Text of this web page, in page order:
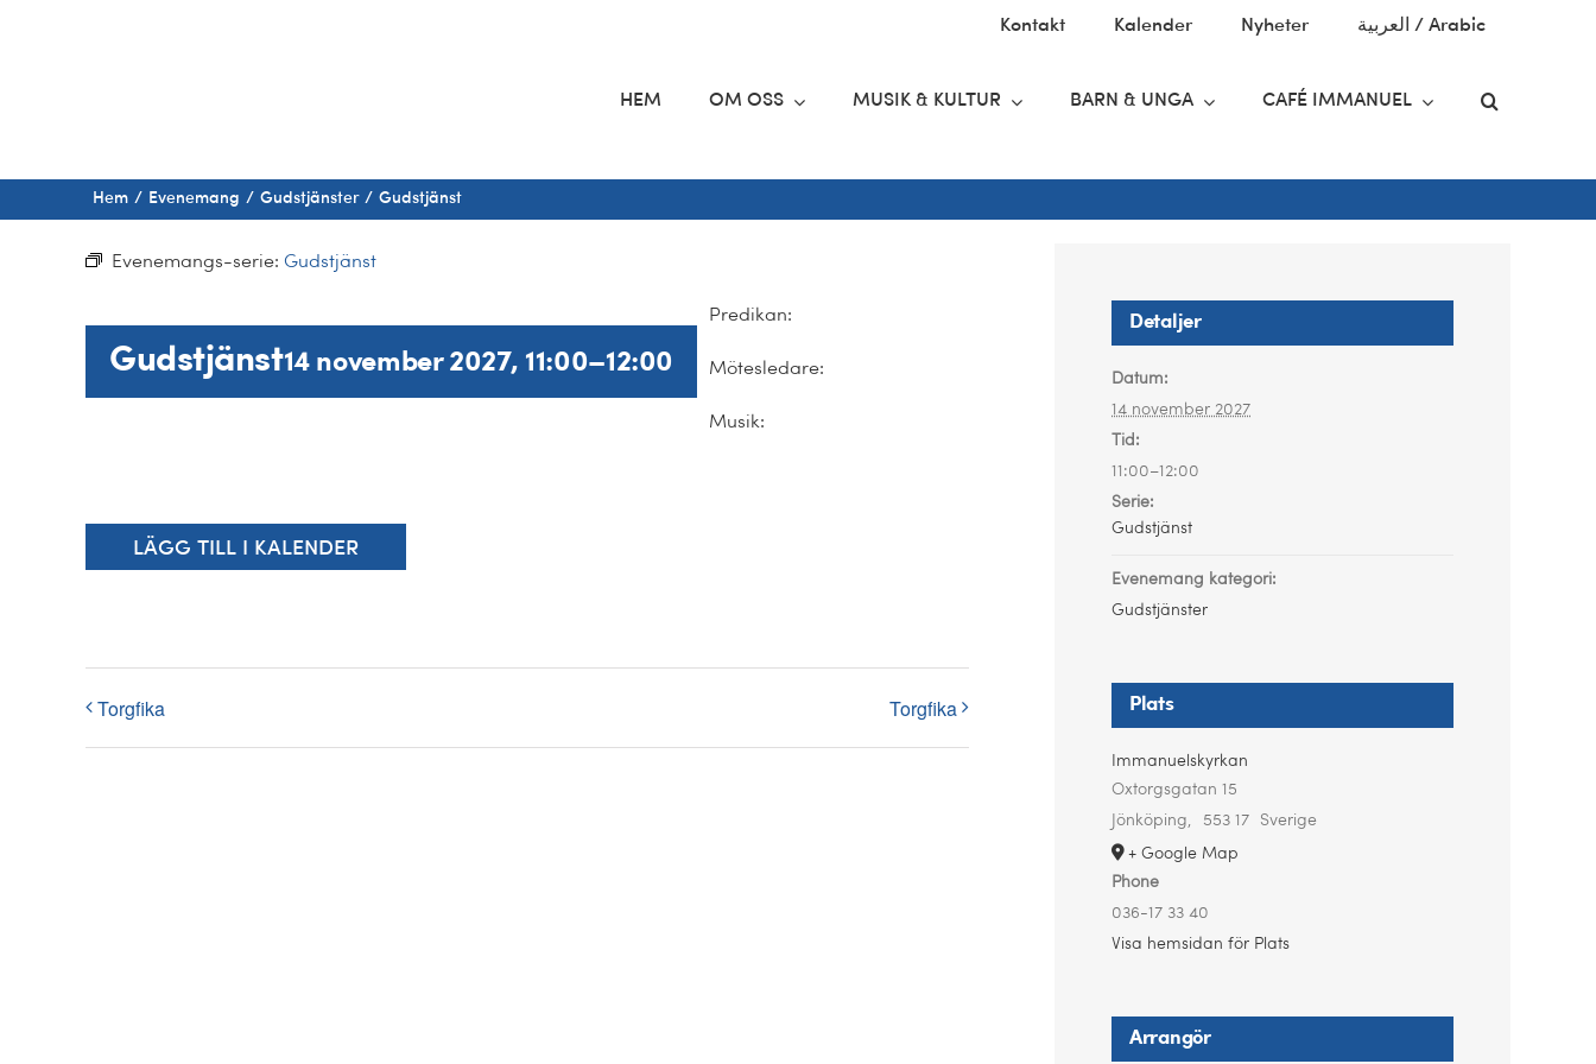
Kontakt Kalender Nyheter العربية / Arabic
HEM OM OSS MUSIK & KULTUR BARN & UNGA CAFÉ IMMANUEL
Hem Evenemang Gudstjänster Gudstjänst
Evenemangs-serie: Gudstjänst
Gudstjänst14 november 2027, 11:00–12:00
Predikan:
Mötesledare:
Musik:
LÄGG TILL I KALENDER
Torgfika Torgfika
Detaljer
Datum:
14 november 2027
Tid:
11:00–12:00
Serie:
Gudstjänst
Evenemang kategori:
Gudstjänster
Plats
Immanuelskyrkan
Oxtorgsgatan 15
Jönköping, 553 17
Sverige
+ Google Map
Phone
036-17 33 40
Visa hemsidan för Plats
Arrangör